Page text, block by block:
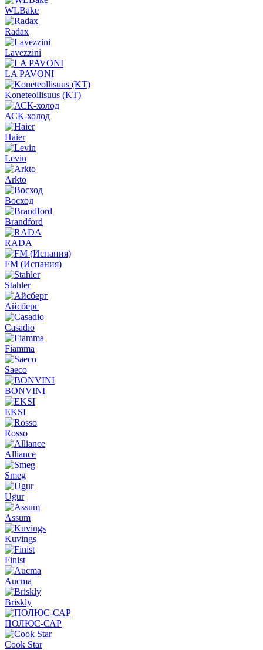
WLBake
Radax
Lavezzini
LA PAVONI
Koneteollisuus (KT)
АСК-холод
Haier
Levin
Arkto
Восход
Brandford
RADA
FM (Испания)
Stahler
Айсберг
Casadio
Fiamma
Saeco
BONVINI
EKSI
Rosso
Alliance
Smeg
Ugur
Assum
Kuvings
Finist
Aucma
Briskly
ПОЛЮС-САР
Cook Star